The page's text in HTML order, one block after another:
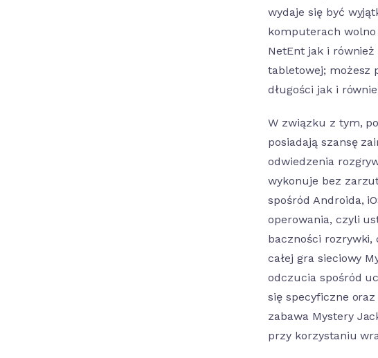
wydaje się być
komputerach wolno
NetEnt jak i
tabletowej; możesz
długości jak i
W związku z tym,
posiadają szansę
odwiedzenia
wykonuje bez
spośród Androida,
operowania, czyli
baczności rozrywki,
całej gra sieciowy
odczucia spośród
się specyficzne
zabawa Mystery
przy korzystaniu